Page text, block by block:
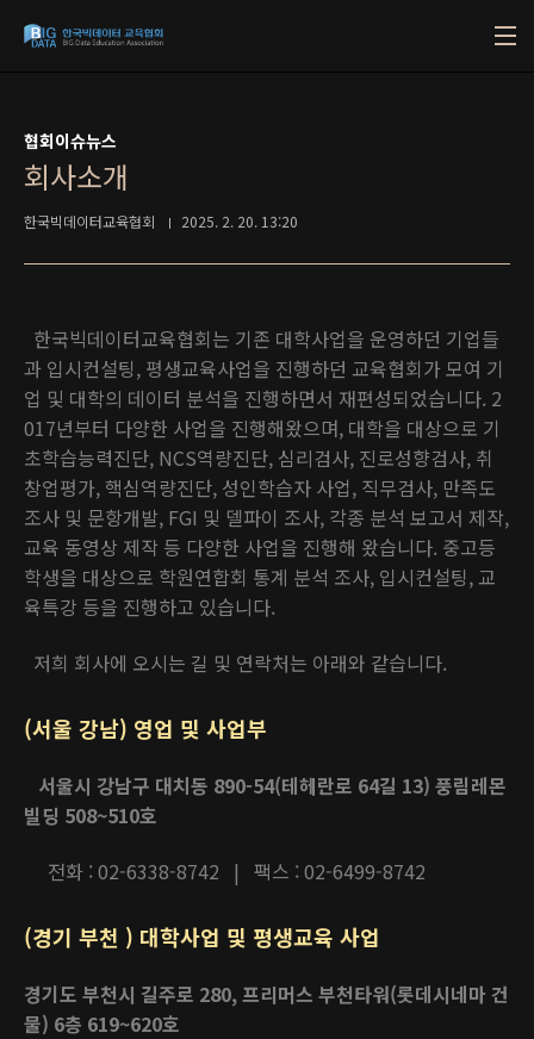
협회이슈뉴스
회사소개
한국빅데이터교육협회 2025. 2. 20. 13:20
한국빅데이터교육협회는 기존 대학사업을 운영하던 기업들
과 입시컨설팅, 평생교육사업을 진행하던 교육협회가 모여 기
업 및 대학의 데이터 분석을 진행하면서 재편성되었습니다. 2
017년부터 다양한 사업을 진행해왔으며, 대학을 대상으로 기
초학습능력진단, NCS역량진단, 심리검사, 진로성향검사, 취
창업평가, 핵심역량진단, 성인학습자 사업, 직무검사, 만족도
조사 및 문항개발, FGI 및 델파이 조사, 각종 분석 보고서 제작,
교육 동영상 제작 등 다양한 사업을 진행해 왔습니다. 중고등
학생을 대상으로 학원연합회 통계 분석 조사, 입시컨설팅, 교
육특강 등을 진행하고 있습니다.
저희 회사에 오시는 길 및 연락처는 아래와 같습니다.
(서울 강남) 영업 및 사업부
서울시 강남구 대치동 890-54(테헤란로 64길 13) 풍림레몬
빌딩 508~510호
전화 : 02-6338-8742 | 팩스 : 02-6499-8742
(경기 부천 ) 대학사업 및 평생교육 사업
경기도 부천시 길주로 280, 프리머스 부천타워(롯데시네마 건
물) 6층 619~620호